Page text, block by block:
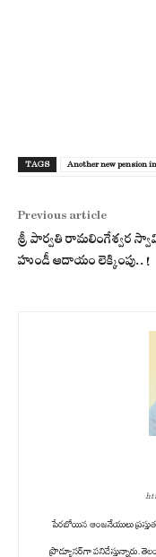
TAGS Another new pension
Previous article
శ్రీ పార్వతి రామలింగేశ్వర
హుండీ ఆదాయం లెక్కింపు..!
పేరబోయిన ఆంజనేయులు
ప్రొడ్యూసర్‌గా పనిచేస్తున్నారు.